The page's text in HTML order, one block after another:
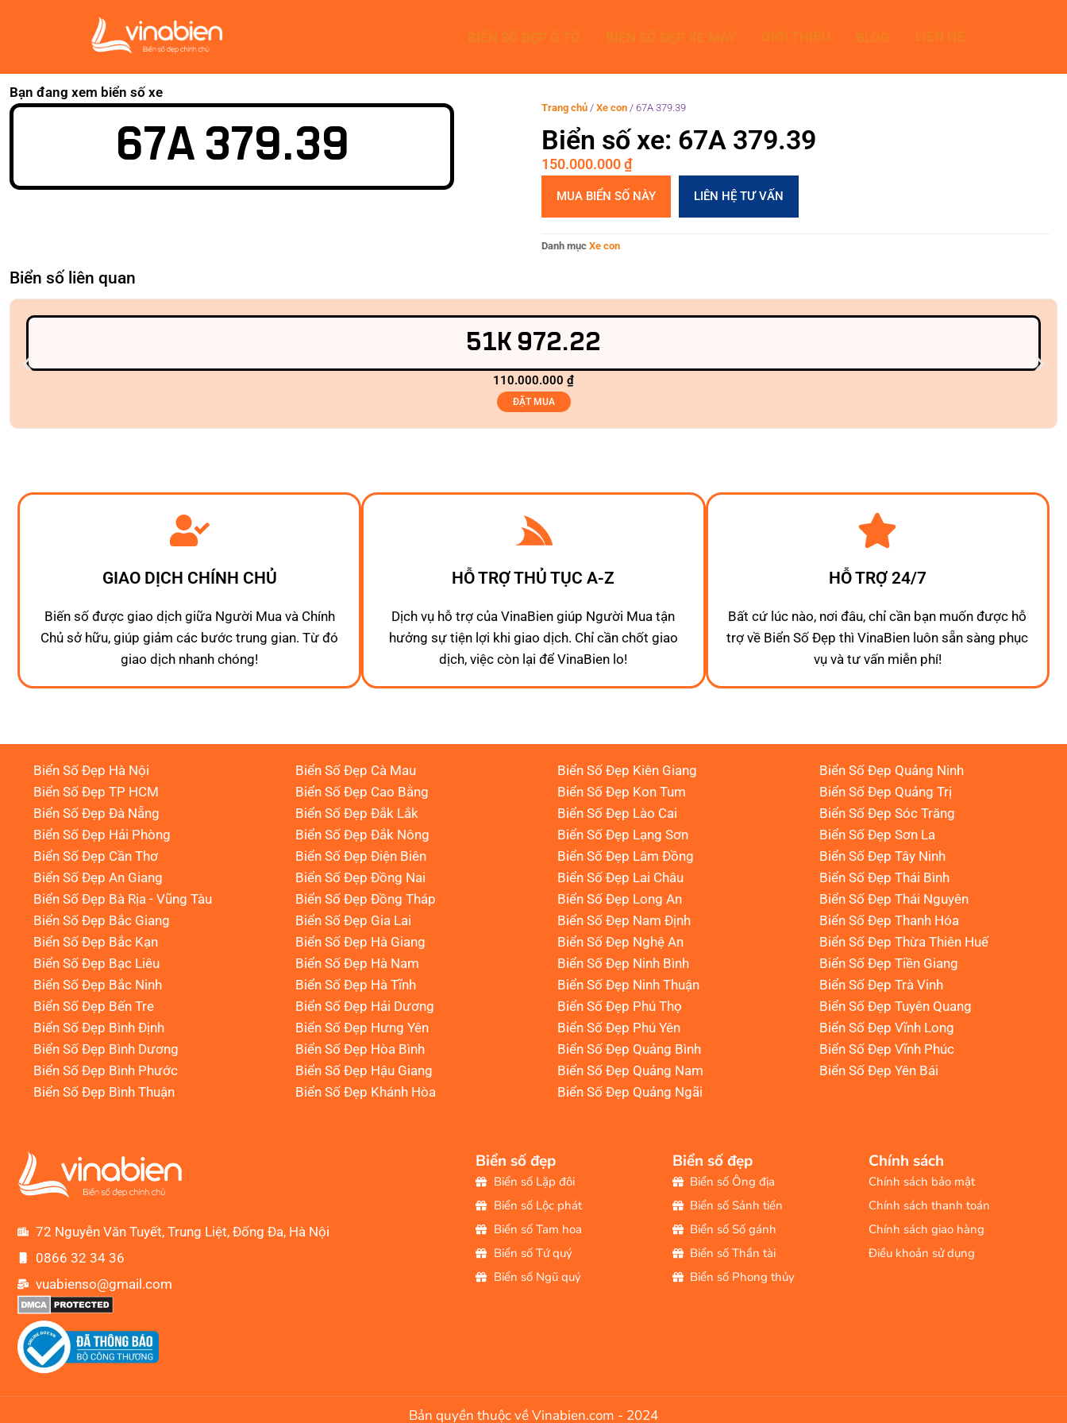
Bạn đang xem biển số xe
67A 379.39
Trang chủ / Xe con / 67A 379.39
Biển số xe: 67A 379.39
150.000.000₫
MUA BIỂN SỐ NÀY LIÊN HỆ TƯ VẤN
Danh mục Xe con
Biển số liên quan
51K 972.22
110.000.000 ₫
ĐẶT MUA
GIAO DỊCH CHÍNH CHỦ
Biến số được giao dịch giữa Người Mua và Chính
Chủ sở hữu, giúp giảm các bước trung gian. Từ đó
giao dịch nhanh chóng!
HỖ TRỢ THỦ TỤC A-Z
Dịch vụ hỗ trợ của VinaBien giúp Người Mua tận
hưởng sự tiện lợi khi giao dịch. Chỉ cần chốt giao
dịch, việc còn lại để VinaBien lo!
HỖ TRỢ 24/7
Bất cứ lúc nào, nơi đâu, chỉ cần bạn muốn được hỗ
trợ về Biển Số Đẹp thì VinaBien luôn sẵn sàng phục
vụ và tư vấn miễn phí!
Biển Số Đẹp Hà Nội
Biển Số Đẹp TP HCM
Biển Số Đẹp Đà Nẵng
Biển Số Đẹp Hải Phòng
Biển Số Đẹp Cần Thơ
Biển Số Đẹp An Giang
Biển Số Đẹp Bà Rịa - Vũng Tàu
Biển Số Đẹp Bắc Giang
Biển Số Đẹp Bắc Kạn
Biển Số Đẹp Bạc Liêu
Biển Số Đẹp Bắc Ninh
Biển Số Đẹp Bến Tre
Biển Số Đẹp Bình Định
Biển Số Đẹp Bình Dương
Biển Số Đẹp Bình Phước
Biển Số Đẹp Bình Thuận
Biển Số Đẹp Cà Mau
Biển Số Đẹp Cao Bằng
Biển Số Đẹp Đắk Lắk
Biển Số Đẹp Đắk Nông
Biển Số Đẹp Điện Biên
Biển Số Đẹp Đồng Nai
Biển Số Đẹp Đồng Tháp
Biển Số Đẹp Gia Lai
Biển Số Đẹp Hà Giang
Biển Số Đẹp Hà Nam
Biển Số Đẹp Hà Tĩnh
Biển Số Đẹp Hải Dương
Biển Số Đẹp Hưng Yên
Biển Số Đẹp Hòa Bình
Biển Số Đẹp Hậu Giang
Biển Số Đẹp Khánh Hòa
Biển Số Đẹp Kiên Giang
Biển Số Đẹp Kon Tum
Biển Số Đẹp Lào Cai
Biển Số Đẹp Lạng Sơn
Biển Số Đẹp Lâm Đồng
Biển Số Đẹp Lai Châu
Biển Số Đẹp Long An
Biển Số Đẹp Nam Định
Biển Số Đẹp Nghệ An
Biển Số Đẹp Ninh Bình
Biển Số Đẹp Ninh Thuận
Biển Số Đẹp Phú Thọ
Biển Số Đẹp Phú Yên
Biển Số Đẹp Quảng Bình
Biển Số Đẹp Quảng Nam
Biển Số Đẹp Quảng Ngãi
Biển Số Đẹp Quảng Ninh
Biển Số Đẹp Quảng Trị
Biển Số Đẹp Sóc Trăng
Biển Số Đẹp Sơn La
Biển Số Đẹp Tây Ninh
Biển Số Đẹp Thái Bình
Biển Số Đẹp Thái Nguyên
Biển Số Đẹp Thanh Hóa
Biển Số Đẹp Thừa Thiên Huế
Biển Số Đẹp Tiền Giang
Biển Số Đẹp Trà Vinh
Biển Số Đẹp Tuyên Quang
Biển Số Đẹp Vĩnh Long
Biển Số Đẹp Vĩnh Phúc
Biển Số Đẹp Yên Bái
72 Nguyễn Văn Tuyết, Trung Liệt, Đống Đa, Hà Nội
0866 32 34 36
vuabienso@gmail.com
Biển số đẹp
Biển số Lặp đôi
Biển số Lộc phát
Biển số Tam hoa
Biển số Tứ quý
Biển số Ngũ quý
Biển số đẹp
Biển số Ông địa
Biển số Sảnh tiến
Biển số Số gánh
Biển số Thần tài
Biển số Phong thủy
Chính sách
Chính sách bảo mật
Chính sách thanh toán
Chính sách giao hàng
Điều khoản sử dụng
Bản quyền thuộc về Vinabien.com - 2024